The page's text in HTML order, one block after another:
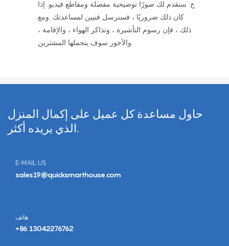
ج: سنقدم لك صورًا توضيحية مفصلة ومقاطع فيديو. إذا
كان ذلك ضروريًا ، فسنرسل فنيين لمساعدتك. ومع
ذلك ، فإن رسوم التأشيرة ، وتذاكر الهواء ، والإقامة ،
حاول مساعدة كل عميل على إكمال المنزل
الذي يريده أكثر.
E-MAIL US
sales19@quicksmarthouse.com
هاتف
+86 13042276762